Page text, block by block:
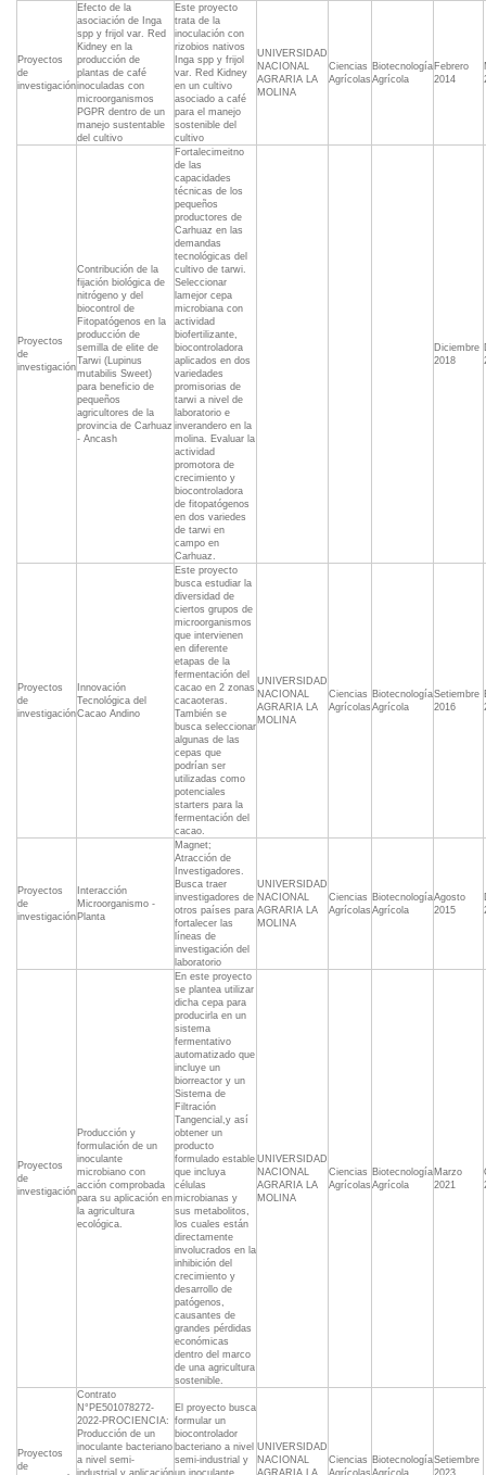
Proyectos
de
investigación
Efecto de la
asociación de Inga
spp y frijol var. Red
Kidney en la
producción de
plantas de café
inoculadas con
microorganismos
PGPR dentro de un
manejo sustentable
del cultivo
Este proyecto
trata de la
inoculación con
rizobios nativos
Inga spp y frijol
var. Red Kidney
en un cultivo
asociado a café
para el manejo
sostenible del
cultivo
UNIVERSIDAD
NACIONAL
AGRARIA LA
MOLINA
Ciencias
Agrícolas
Biotecnología
Agrícola
Febrero
2014
Proyectos
de
investigación
Contribución de la
fijación biológica de
nitrógeno y del
biocontrol de
Fitopatógenos en la
producción de
semilla de elite de
Tarwi (Lupinus
mutabilis Sweet)
para beneficio de
pequeños
agricultores de la
provincia de Carhuaz
- Ancash
Fortalecimeitno
de las
capacidades
técnicas de los
pequeños
productores de
Carhuaz en las
demandas
tecnológicas del
cultivo de tarwi.
Seleccionar
lamejor cepa
microbiana con
actividad
biofertilizante,
biocontroladora
aplicados en dos
variedades
promisorias de
tarwi a nivel de
laboratorio e
inverandero en la
molina. Evaluar la
actividad
promotora de
crecimiento y
biocontroladora
de fitopatógenos
en dos variedes
de tarwi en
campo en
Carhuaz.
Diciembre
2018
Proyectos
de
investigación
Innovación
Tecnológica del
Cacao Andino
Este proyecto
busca estudiar la
diversidad de
ciertos grupos de
microorganismos
que intervienen
en diferente
etapas de la
fermentación del
cacao en 2 zonas
cacaoteras.
También se
busca seleccionar
algunas de las
cepas que
podrían ser
utilizadas como
potenciales
starters para la
fermentación del
cacao.
UNIVERSIDAD
NACIONAL
AGRARIA LA
MOLINA
Ciencias
Agrícolas
Biotecnología
Agrícola
Setiembre
2016
Proyectos
de
investigación
Interacción
Microorganismo -
Planta
Magnet;
Atracción de
Investigadores.
Busca traer
investigadores de
otros países para
fortalecer las
líneas de
investigación del
laboratorio
UNIVERSIDAD
NACIONAL
AGRARIA LA
MOLINA
Ciencias
Agrícolas
Biotecnología
Agrícola
Agosto
2015
Proyectos
de
investigación
Producción y
formulación de un
inoculante
microbiano con
acción comprobada
para su aplicación en
la agricultura
ecológica.
En este proyecto
se plantea utilizar
dicha cepa para
producirla en un
sistema
fermentativo
automatizado que
incluye un
biorreactor y un
Sistema de
Filtración
Tangencial,y así
obtener un
producto
formulado estable
que incluya
células
microbianas y
sus metabolitos,
los cuales están
directamente
involucrados en la
inhibición del
crecimiento y
desarrollo de
patógenos,
causantes de
grandes pérdidas
económicas
dentro del marco
de una agricultura
sostenible.
UNIVERSIDAD
NACIONAL
AGRARIA LA
MOLINA
Ciencias
Agrícolas
Biotecnología
Agrícola
Marzo
2021
Proyectos
de
Contrato
N°PE501078272-
2022-PROCIENCIA:
Producción de un
inoculante bacteriano
a nivel semi-
industrial y aplicación
El proyecto busca
formular un
biocontrolador
bacteriano a nivel
semi-industrial y
un inoculante
UNIVERSIDAD
NACIONAL
AGRARIA LA
Ciencias
Agrícolas
Biotecnología
Agrícola
Setiembre
2023